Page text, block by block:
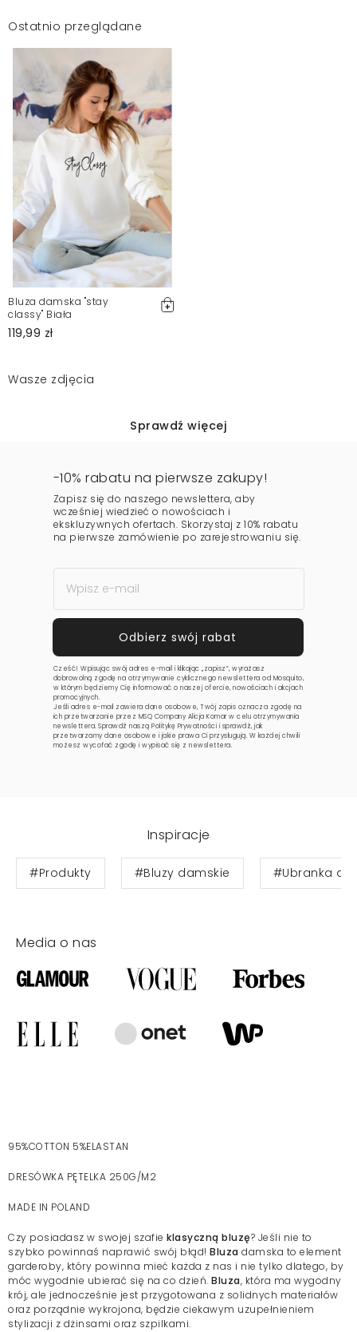
Ostatnio przeglądane
Bluza damska "stay
classy" Biała
119,99 zł
Wasze zdjęcia
Sprawdź więcej
-10% rabatu na pierwsze zakupy!
Zapisz się do naszego newslettera, aby
wcześniej wiedzieć o nowościach i
ekskluzywnych ofertach. Skorzystaj z 10% rabatu
na pierwsze zamówienie po zarejestrowaniu się.
Cześć! Wpisując swój adres e-mail i klikając „zapisz”, wyrażasz
dobrowolną zgodę na otrzymywanie cyklicznego newslettera od Mosquito,
w którym będziemy Cię informować o naszej ofercie, nowościach i akcjach
promocyjnych.
Jeśli adres e-mail zawiera dane osobowe, Twój zapis oznacza zgodę na
ich przetwarzanie przez MSQ Company Alicja Komar w celu otrzymywania
newslettera. Sprawdź naszą Politykę Prywatności i sprawdź, jak
przetwarzamy dane osobowe i jakie prawa Ci przysługują. W każdej chwili
możesz wycofać zgodę i wypisać się z newslettera.
Inspiracje
#Produkty #Bluzy damskie #Ubranka
Media o nas
95%COTTON 5%ELASTAN
DRESÓWKA PĘTELKA 250G/M2
MADE IN POLAND
Czy posiadasz w swojej szafie klasyczną bluzę? Jeśli nie to
szybko powinnaś naprawić swój błąd! Bluza damska to element
garderoby, który powinna mieć każda z nas i nie tylko dlatego, by
móc wygodnie ubierać się na co dzień. Bluza, która ma wygodny
krój, ale jednocześnie jest przygotowana z solidnych materiałów
oraz porządnie wykrojona, będzie ciekawym uzupełnieniem
stylizacji z dżinsami oraz szpilkami.